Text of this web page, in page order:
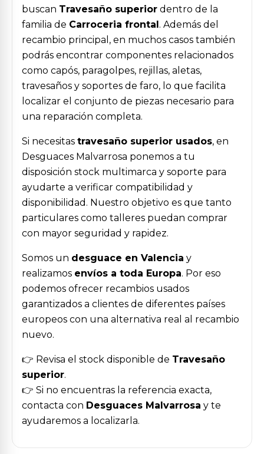
buscan Travesaño superior dentro de la
familia de Carroceria frontal. Además del
recambio principal, en muchos casos también
podrás encontrar componentes relacionados
como capós, paragolpes, rejillas, aletas,
travesaños y soportes de faro, lo que facilita
localizar el conjunto de piezas necesario para
una reparación completa.
Si necesitas travesaño superior usados, en
Desguaces Malvarrosa ponemos a tu
disposición stock multimarca y soporte para
ayudarte a verificar compatibilidad y
disponibilidad. Nuestro objetivo es que tanto
particulares como talleres puedan comprar
con mayor seguridad y rapidez.
Somos un desguace en Valencia y
realizamos envíos a toda Europa. Por eso
podemos ofrecer recambios usados
garantizados a clientes de diferentes países
europeos con una alternativa real al recambio
nuevo.
👉 Revisa el stock disponible de Travesaño
superior.
👉 Si no encuentras la referencia exacta,
contacta con Desguaces Malvarrosa y te
ayudaremos a localizarla.